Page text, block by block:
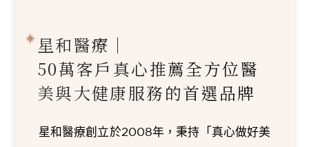
星和醫療｜
50萬客戶真心推薦全方位醫
美與大健康服務的首選品牌
星和醫療創立於2008年，秉持「真心做好美